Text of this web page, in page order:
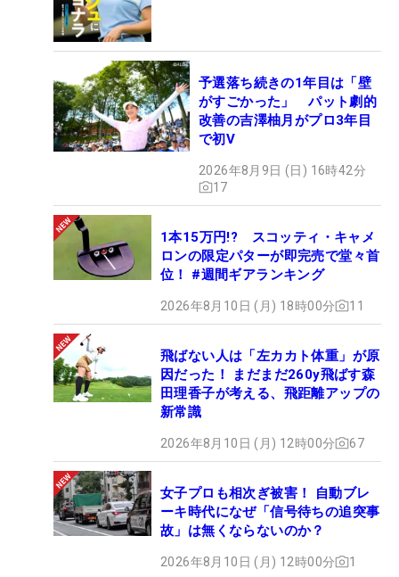
予選落ち続きの1年目は「壁
がすごかった」 パット劇的
改善の吉澤柚月がプロ3年目
で初V
2026年8月9日 (日) 16時42分
17
1本15万円!? スコッティ・キャメ
ロンの限定パターが即完売で堂々首
位！ #週間ギアランキング
2026年8月10日 (月) 18時00分 11
飛ばない人は「左カカト体重」が原
因だった！ まだまだ260y飛ばす森
田理香子が考える、飛距離アップの
新常識
2026年8月10日 (月) 12時00分 67
女子プロも相次ぎ被害！ 自動ブレ
ーキ時代になぜ「信号待ちの追突事
故」は無くならないのか？
2026年8月10日 (月) 12時00分 1